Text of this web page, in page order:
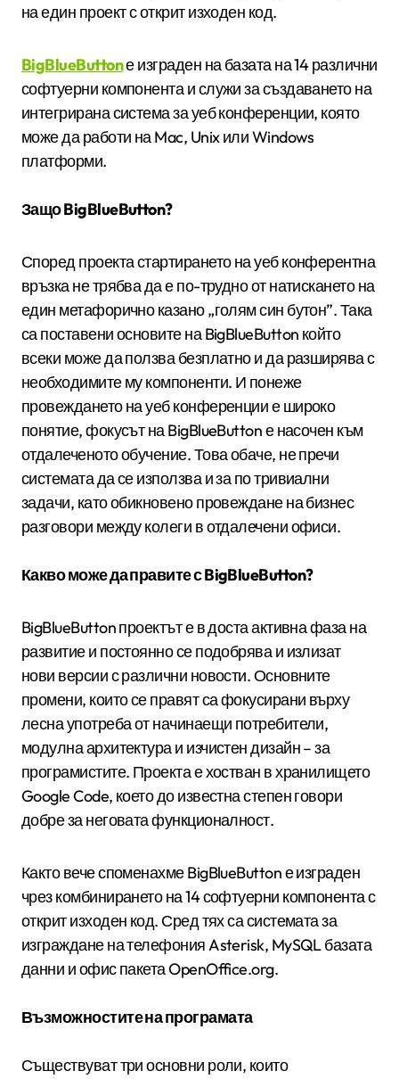
на един проект с открит изходен код.
BigBlueButtonе изграден на базата на 14 различни
софтуерни компонента и служи за създаването на
интегрирана система за уеб конференции, която
може да работи на Mac, Unix или Windows
платформи.
Защо BigBlueButton?
Според проекта стартирането на уеб конферентна
връзка не трябва да е по-трудно от натискането на
един метафорично казано „голям син бутон”. Така
са поставени основите на BigBlueButton който
всеки може да ползва безплатно и да разширява с
необходимите му компоненти. И понеже
провеждането на уеб конференции е широко
понятие, фокусът на BigBlueButton е насочен към
отдалеченото обучение. Това обаче, не пречи
системата да се използва и за по тривиални
задачи, като обикновено провеждане на бизнес
разговори между колеги в отдалечени офиси.
Какво може да правите с BigBlueButton?
BigBlueButton проектът е в доста активна фаза на
развитие и постоянно се подобрява и излизат
нови версии с различни новости. Основните
промени, които се правят са фокусирани върху
лесна употреба от начинаещи потребители,
модулна архитектура и изчистен дизайн – за
програмистите. Проекта е хостван в хранилището
Google Code, което до известна степен говори
добре за неговата функционалност.
Както вече споменахме BigBlueButton е изграден
чрез комбинирането на 14 софтуерни компонента с
открит изходен код. Сред тях са системата за
изграждане на телефония Asterisk, MySQL базата
данни и офис пакета OpenOffice.org.
Възможностите на програмата
Съществуват три основни роли, които